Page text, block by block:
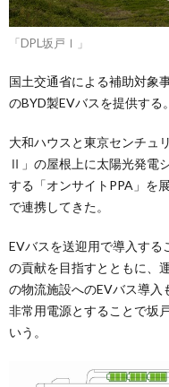
「DPL坂戸Ⅰ」
国土交通省による補助対象
のBYD製EVバスを提供する。
大和ハウスと東京センチュ
Ⅱ」の屋根上に太陽光発電
する「オンサイトPPA」を
で連携してきた。
EVバスを送迎用で導入す
の貢献を目指すとともに、
の物流施設へのEVバス導入
非常用電源とすることで坂
いう。